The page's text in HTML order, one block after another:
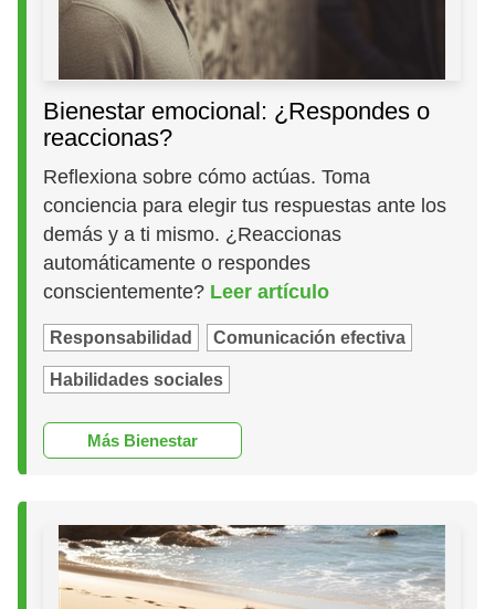
Bienestar emocional: ¿Respondes o
reaccionas?
Reflexiona sobre cómo actúas. Toma
conciencia para elegir tus respuestas ante los
demás y a ti mismo. ¿Reaccionas
automáticamente o respondes
conscientemente? Leer artículo
Responsabilidad Comunicación efectiva
Habilidades sociales
Más Bienestar